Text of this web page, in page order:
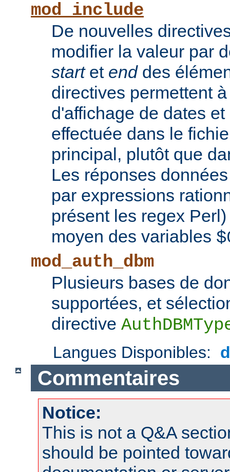
mod_include
De nouvelles
modifier la valeur par
startet enddes
directives permettent
d'affichage de dates
effectuée dans le
principal, plutôt que
Les réponses
par expressions
présent les regex
moyen des variables
mod_auth_dbm
Plusieurs bases de
supportées, et
directive
Langues Disponibles:
Commentaires
Notice:
This is not a Q&A
should be pointed